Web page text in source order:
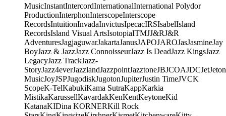
MusicInstantIntercordInternationalInternational Polydor
ProductionInterphonInterscopeInterscope
RecordsIntuitionInvadaInvictusIpecacIRSIsabelIsland
RecordsIsland Visual ArtsIsotopiaITMJJ&RJ&R
AdventuresJagjaguwarJakartaJanusJAPOJAROJasJasmineJay
BoyJazz & JazzJazz ConnoisseurJazz Is DeadJazz KingsJazz
LegacyJazz TrackJazz-
StoryJazz4everJazzlandJazzpointJazztoneJBJCOAJDCJetJeton
MusicJoyJSPJugodiskJugotonJupiterJustin TimeJVCK
ScopeK-TelKabukiKama SutraKappKarkia
MistikaKarussellKavardakKenKentKeytoneKid
KatanaKIDina KORNERKill Rock